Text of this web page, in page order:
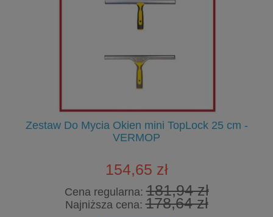
Zestaw Do Mycia Okien mini TopLock 25 cm -
VERMOP
154,65 zł
Cena regularna:181,94 zł
Najniższa cena:178,64 zł